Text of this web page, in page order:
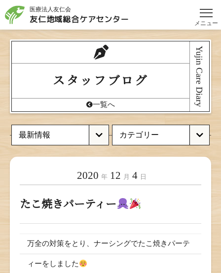
メニュー
医療法人友仁会
友仁地域総合ケアセンター
スタッフブログ Yujin Care Diary
一覧へ
2020 年 12 月 4 日
たこ焼きパーティー
万全の対策をとり、ナーシングでたこ焼きパーテ
ィーをしました